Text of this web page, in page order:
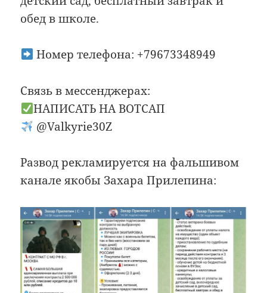
обед в школе.
Номер телефона: +79673348949
Связь в мессенджерах:
НАПИСАТЬ НА ВОТСАП
@Valkyrie30Z
Развод рекламируется на фальшивом
канале якобы Захара Прилепина: